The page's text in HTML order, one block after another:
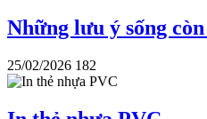
Những lưu ý sống
25/02/2026 182